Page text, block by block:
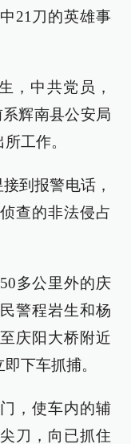
21刀的英雄事
，中共党员，
辉南县公安局
工作。
到报警电话，
查的非法侵占
多公里外的庆
警程岩生和杨
庆阳大桥附近
下车抓捕。
，使车内的辅
刀，向已抓住